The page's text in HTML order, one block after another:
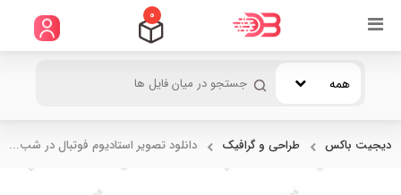
0
همه
دیجیت باکس طراحی و گرافیک دانلود تصویر استادیوم فوتبال در شب...